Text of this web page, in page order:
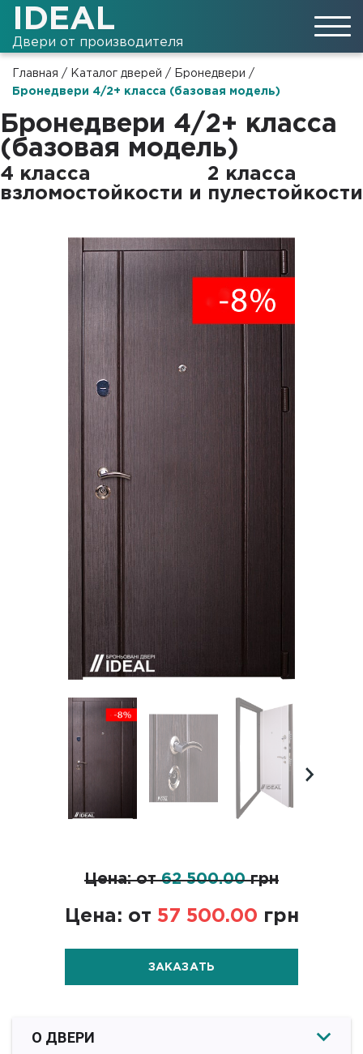
IDEAL
Двери от производителя
Главная / Каталог дверей / Бронедвери /
Бронедвери 4/2+ класса (базовая модель)
Бронедвери 4/2+ класса
(базовая модель)
4 класса
взломостойкости и
2 класса
пулестойкости
Цена: от62 500.00грн
Цена: от 57 500.00 грн
ЗАКАЗАТЬ
О ДВЕРИ